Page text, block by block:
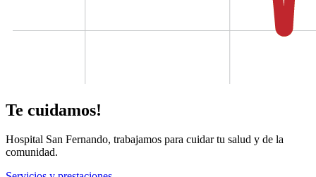
Te cuidamos!
Hospital San Fernando, trabajamos para cuidar tu salud y de la
comunidad.